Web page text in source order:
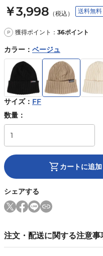
￥3,998 （税込） 送料無料
P 獲得ポイント： 36ポイント
カラー ： ベージュ
サイズ： FF
数量：
カートに追加
シェアする
注文・配送に関する注意事